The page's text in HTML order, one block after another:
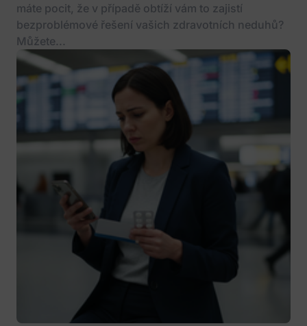
máte pocit, že v případě obtíží vám to zajistí
bezproblémové řešení vašich zdravotních neduhů?
Můžete...